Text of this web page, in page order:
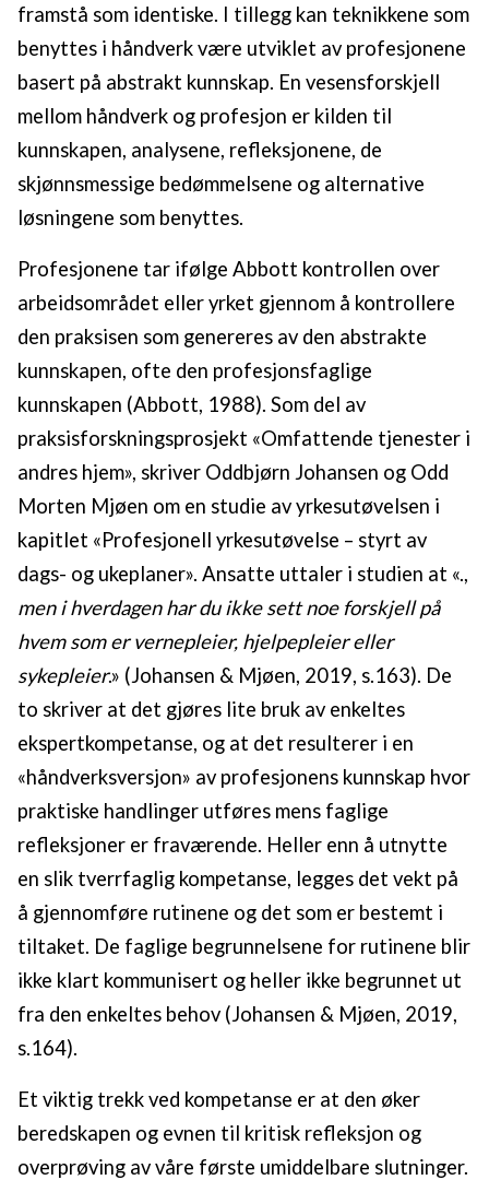
framstå som identiske. I tillegg kan teknikkene som
benyttes i håndverk være utviklet av profesjonene
basert på abstrakt kunnskap. En vesensforskjell
mellom håndverk og profesjon er kilden til
kunnskapen, analysene, refleksjonene, de
skjønnsmessige bedømmelsene og alternative
løsningene som benyttes.
Profesjonene tar ifølge Abbott kontrollen over
arbeidsområdet eller yrket gjennom å kontrollere
den praksisen som genereres av den abstrakte
kunnskapen, ofte den profesjonsfaglige
kunnskapen (Abbott, 1988). Som del av
praksisforskningsprosjekt «Omfattende tjenester i
andres hjem», skriver Oddbjørn Johansen og Odd
Morten Mjøen om en studie av yrkesutøvelsen i
kapitlet «Profesjonell yrkesutøvelse – styrt av
dags- og ukeplaner». Ansatte uttaler i studien at «.,
men i hverdagen har du ikke sett noe forskjell på
hvem som er vernepleier, hjelpepleier eller
sykepleier.» (Johansen & Mjøen, 2019, s.163). De
to skriver at det gjøres lite bruk av enkeltes
ekspertkompetanse, og at det resulterer i en
«håndverksversjon» av profesjonens kunnskap hvor
praktiske handlinger utføres mens faglige
refleksjoner er fraværende. Heller enn å utnytte
en slik tverrfaglig kompetanse, legges det vekt på
å gjennomføre rutinene og det som er bestemt i
tiltaket. De faglige begrunnelsene for rutinene blir
ikke klart kommunisert og heller ikke begrunnet ut
fra den enkeltes behov (Johansen & Mjøen, 2019,
s.164).
Et viktig trekk ved kompetanse er at den øker
beredskapen og evnen til kritisk refleksjon og
overprøving av våre første umiddelbare slutninger.